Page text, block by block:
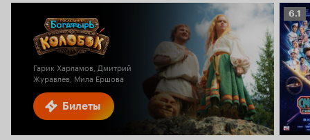
Билеты
Гарик Харламов, Дмитрий
Журавлев, Мила Ершова
6.1
6.1